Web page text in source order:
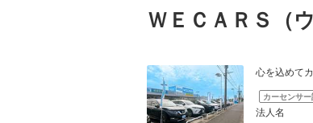
ＷＥＣＡＲＳ（
心を込めて
カーセンサ
法人名